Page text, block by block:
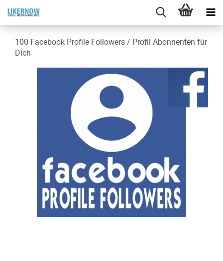
100 Face­book Pro­fi­le Fol­lowers / Pro­fil Abon­nen­ten für
Dich